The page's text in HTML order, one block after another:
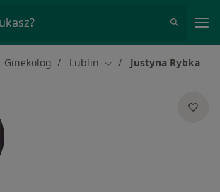
Ginekolog Lublin Zmień miasto
Justyna Rybka